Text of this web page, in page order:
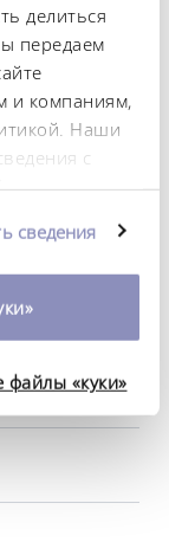
делиться
передаем
и компаниям,
Наши
с
а также
можете
в любое
об этом вы
сведения
«куки»